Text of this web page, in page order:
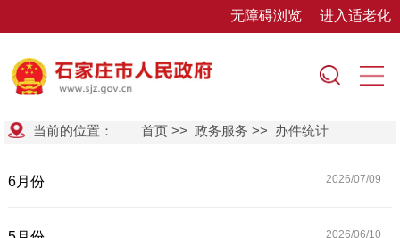
无障碍浏览 进入适老化
当前的位置： 首页 >>政务服务 >> 办件统计
2026/07/09
6月份
2026/06/10